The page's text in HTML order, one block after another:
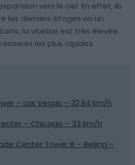
vers le ciel. En effet, ils
les derniers étages en un
la vitesse est très élevée.
les plus rapides.
– Las Vegas – 32,94 km/h
– Chicago – 33 km/h
Center Tower III – Beijing –